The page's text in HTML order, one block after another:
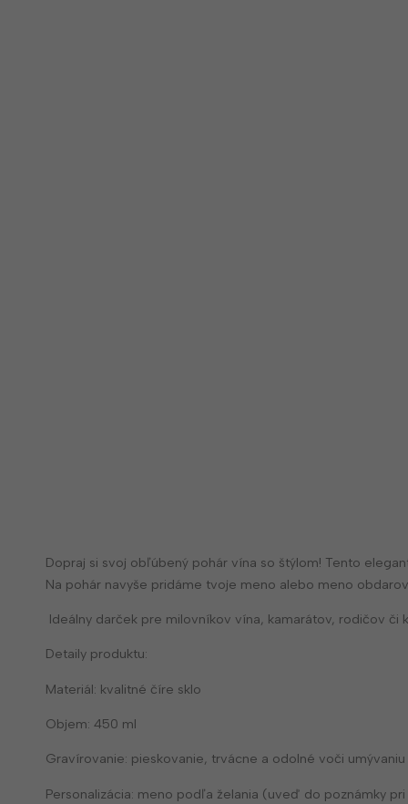
Dopraj si svoj obľúbený pohár vína so štýlom! Tento
Na pohár navyše pridáme tvoje meno alebo meno
Ideálny darček pre milovníkov vína, kamarátov, rodičov
Detaily produktu:
Materiál: kvalitné číre sklo
Objem: 450 ml
Gravírovanie: pieskovanie, trvácne a odolné voči umývaniu
Personalizácia: meno podľa želania (uveď do poznámky